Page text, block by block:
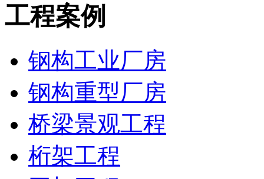
工程案例
钢构工业厂房
钢构重型厂房
桥梁景观工程
桁架工程